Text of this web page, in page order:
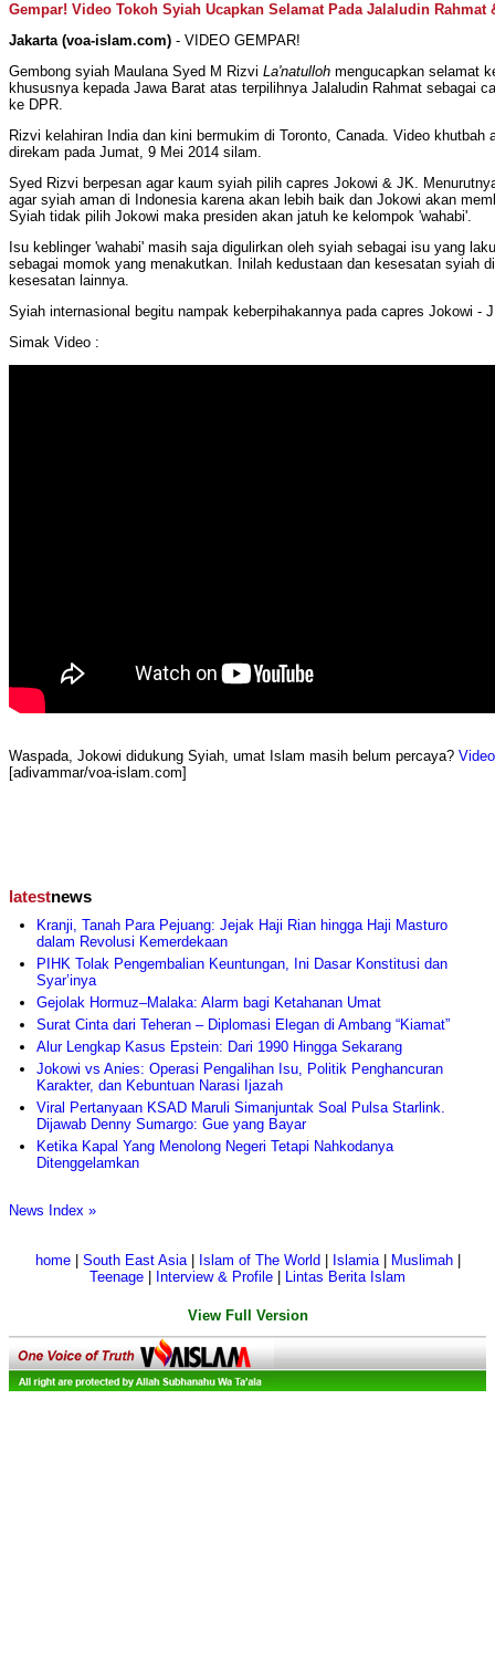
Gempar! Video Tokoh Syiah Ucapkan Selamat Pada Jalaludin Rahmat
Jakarta (voa-islam.com) - VIDEO GEMPAR!
Gembong syiah Maulana Syed M Rizvi La'natulloh mengucapkan selamat
khususnya kepada Jawa Barat atas terpilihnya Jalaludin Rahmat sebagai
ke DPR.
Rizvi kelahiran India dan kini bermukim di Toronto, Canada. Video khutbah
direkam pada Jumat, 9 Mei 2014 silam.
Syed Rizvi berpesan agar kaum syiah pilih capres Jokowi & JK.
agar syiah aman di Indonesia karena akan lebih baik dan Jokowi akan
Syiah tidak pilih Jokowi maka presiden akan jatuh ke kelompok 'wahabi'.
Isu keblinger 'wahabi' masih saja digulirkan oleh syiah sebagai isu yang
sebagai momok yang menakutkan. Inilah kedustaan dan kesesatan syiah
kesesatan lainnya.
Syiah internasional begitu nampak keberpihakannya pada capres Jokowi -
Simak Video :
Waspada, Jokowi didukung Syiah, umat Islam masih belum percaya?
[adivammar/voa-islam.com]
latestnews
Kranji, Tanah Para Pejuang: Jejak Haji Rian hingga Haji Masturo
dalam Revolusi Kemerdekaan
PIHK Tolak Pengembalian Keuntungan, Ini Dasar Konstitusi dan
Syar’inya
Gejolak Hormuz–Malaka: Alarm bagi Ketahanan Umat
Surat Cinta dari Teheran – Diplomasi Elegan di Ambang “Kiamat”
Alur Lengkap Kasus Epstein: Dari 1990 Hingga Sekarang
Jokowi vs Anies: Operasi Pengalihan Isu, Politik Penghancuran
Karakter, dan Kebuntuan Narasi Ijazah
Viral Pertanyaan KSAD Maruli Simanjuntak Soal Pulsa Starlink.
Dijawab Denny Sumargo: Gue yang Bayar
Ketika Kapal Yang Menolong Negeri Tetapi Nahkodanya
Ditenggelamkan
News Index »
home| South East Asia| Islam of The World Islamia| Muslimah|
Teenage
Interview & Profile Lintas Berita Islam
View Full Version